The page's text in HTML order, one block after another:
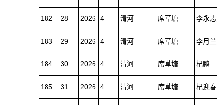
182 28 2026 4 清河 席草塘 李永志
183 29 2026 4 清河 席草塘 李月兰
184 30 2026 4 清河 席草塘 杞鹏
185 31 2026 4 清河 席草塘 杞迎春